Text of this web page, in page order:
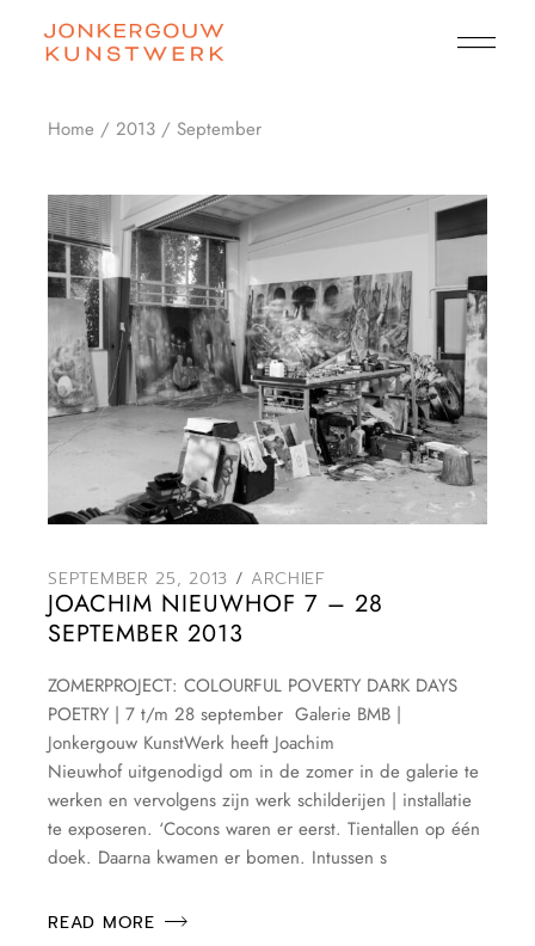
content
Home 2013 September
SEPTEMBER 25, 2013 ARCHIEF
JOACHIM NIEUWHOF 7 – 28
SEPTEMBER 2013
ZOMERPROJECT: COLOURFUL POVERTY DARK DAYS
POETRY | 7 t/m 28 september Galerie BMB |
Jonkergouw KunstWerk heeft Joachim
Nieuwhof uitgenodigd om in de zomer in de galerie te
werken en vervolgens zijn werk schilderijen | installatie
te exposeren. ‘Cocons waren er eerst. Tientallen op één
doek. Daarna kwamen er bomen. Intussen s
READ MORE